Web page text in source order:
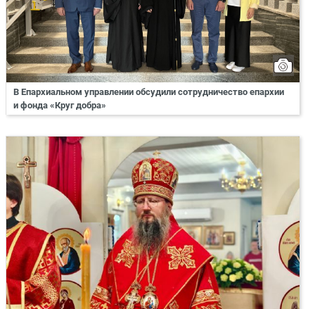
В Епархиальном управлении обсудили сотрудничество епархии
и фонда «Круг добра»